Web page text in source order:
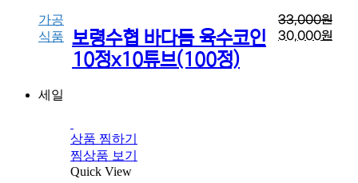
가공
식품
보령수협 바다듬 육수코인
10정x10튜브(100정)
33,000원
30,000원
세일
상품 찜하기
찜상품 보기
Quick View